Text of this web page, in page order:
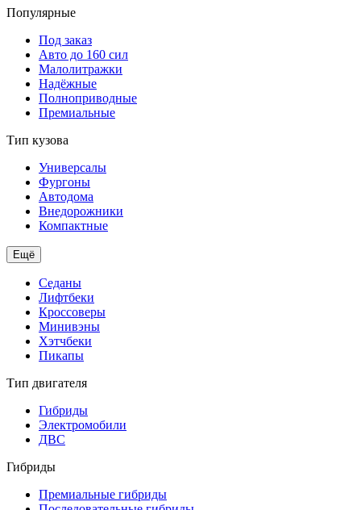
Популярные
Под заказ
Авто до 160 сил
Малолитражки
Надёжные
Полноприводные
Премиальные
Тип кузова
Универсалы
Фургоны
Автодома
Внедорожники
Компактные
Ещё
Седаны
Лифтбеки
Кроссоверы
Минивэны
Хэтчбеки
Пикапы
Тип двигателя
Гибриды
Электромобили
ДВС
Гибриды
Премиальные гибриды